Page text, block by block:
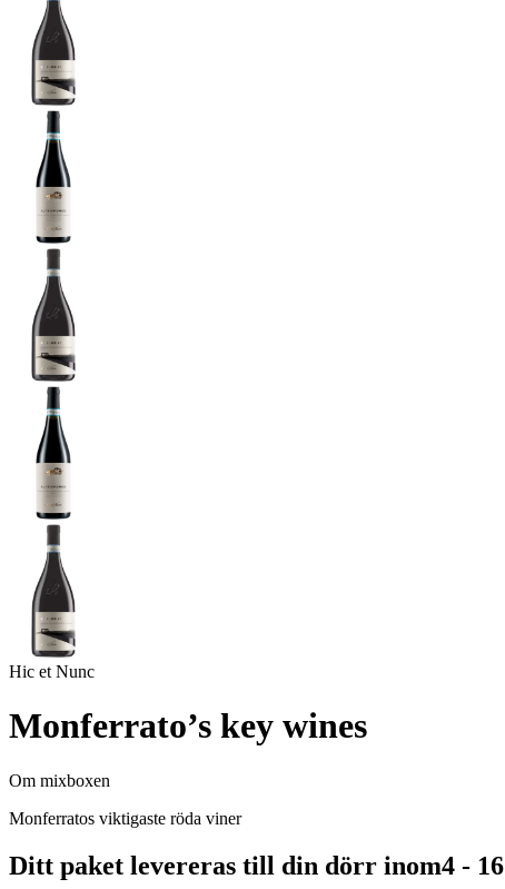
Hic et Nunc
Monferrato’s key wines
Om mixboxen
Monferratos viktigaste röda viner
Ditt paket levereras till din dörr inom4 -